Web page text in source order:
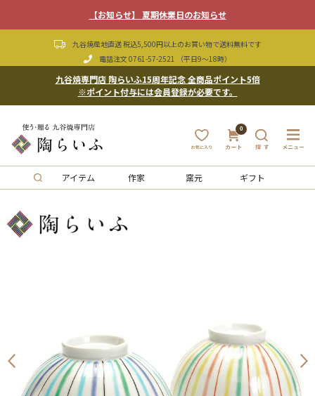
【お知らせ】 夏期休業日のお知らせ
九谷焼産地直送 税込5,500円以上のお買い物で送料無料です
電話注文 0761-57-2521 （平日9〜18時）
九谷焼専門店 陶らいふ15周年記念 全商品ポイント5倍
※ポイント付与には会員登録が必要です。
0
アイテム 作家 窯元 ギフト